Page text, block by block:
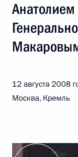
12 августа 2008
Москва, Кремль